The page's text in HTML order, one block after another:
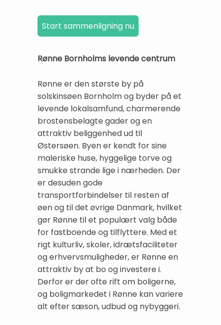
Rønne Bornholms levende centrum
Rønne er den største by på
solskinsøen Bornholm og byder på et
levende lokalsamfund, charmerende
brostensbelagte gader og en
attraktiv beliggenhed ud til
Østersøen. Byen er kendt for sine
maleriske huse, hyggelige torve og
smukke strande lige i nærheden. Der
er desuden gode
transportforbindelser til resten af
øen og til det øvrige Danmark, hvilket
gør Rønne til et populært valg både
for fastboende og tilflyttere. Med et
rigt kulturliv, skoler, idrætsfaciliteter
og erhvervsmuligheder, er Rønne en
attraktiv by at bo og investere i.
Derfor er der ofte rift om boligerne,
og boligmarkedet i Rønne kan variere
alt efter sæson, udbud og nybyggeri.